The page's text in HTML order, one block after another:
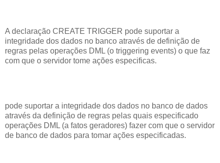
A declaração CREATE TRIGGER pode suportar a
integridade dos dados no banco através de definição de
regras pelas operações DML (o triggering events) o que faz
com que o servidor tome ações especificas.
pode suportar a integridade dos dados no banco de dados
através da definição de regras pelas quais especificado
operações DML (a fatos geradores) fazer com que o servidor
de banco de dados para tomar ações especificadas.